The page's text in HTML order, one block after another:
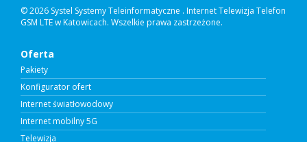
© 2026 Systel Systemy Teleinformatyczne . Internet Telewizja Telefon
GSM LTE w Katowicach. Wszelkie prawa zastrzeżone.
Oferta
Pakiety
Konfigurator ofert
Internet światłowodowy
Internet mobilny 5G
Telewizja